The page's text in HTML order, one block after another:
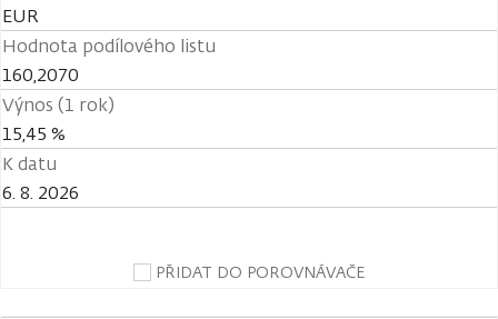
EUR
Hodnota podílového listu
160,2070
Výnos (1 rok)
15,45 %
K datu
6. 8. 2026
PŘIDAT DO POROVNÁVAČE